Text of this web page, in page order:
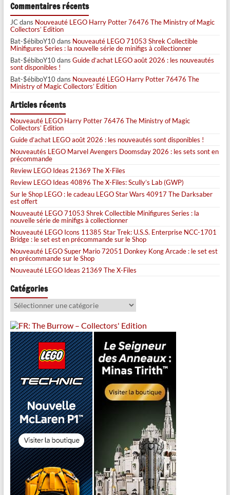
Commentaires récents
JCdans Nouveauté LEGO Harry Potter 76476 The Ministry of Magic
Collectors’ Edition
Bat-$ébiboY10dans Nouveauté LEGO 71053 Shrek Collectible
Minifigures Series : la nouvelle série de minifigs à collectionner
Bat-$ébiboY10dans Guide d’achat LEGO août 2026 : les nouveautés
sont disponibles !
Bat-$ébiboY10dans Nouveauté LEGO Harry Potter 76476 The
Ministry of Magic Collectors’ Edition
Articles récents
Nouveauté LEGO Harry Potter 76476 The Ministry of Magic
Collectors’ Edition
Guide d’achat LEGO août 2026 : les nouveautés sont disponibles !
Nouveautés LEGO Marvel Avengers Doomsday 2026 : les sets sont en
précommande
Review LEGO Ideas 21369 The X-Files
Review LEGO Ideas 40896 The X-Files: Scully’s Lab (GWP)
Sur le Shop LEGO : le cadeau LEGO Star Wars 40917 The Darksaber
est offert
Nouveauté LEGO 71053 Shrek Collectible Minifigures Series : la
nouvelle série de minifigs à collectionner
Nouveauté LEGO Icons 11385 Star Trek: U.S.S. Enterprise NCC-1701
Bridge : le set est en précommande sur le Shop
Nouveauté LEGO Super Mario 72051 Donkey Kong Arcade : le set est
en précommande sur le Shop
Nouveauté LEGO Ideas 21369 The X-Files
Catégories
Catégories